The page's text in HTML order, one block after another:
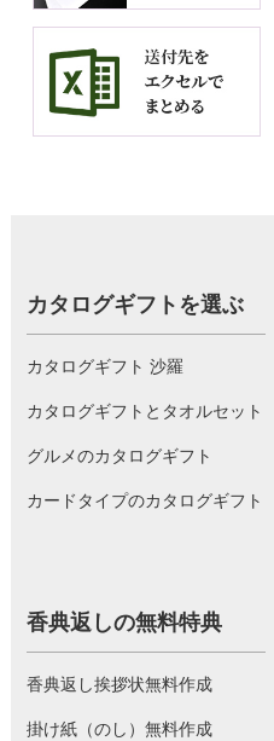
カタログギフトを選ぶ
カタログギフト 沙羅
カタログギフトとタオルセット
グルメのカタログギフト
カードタイプのカタログギフト
香典返しの無料特典
香典返し挨拶状無料作成
掛け紙（のし）無料作成